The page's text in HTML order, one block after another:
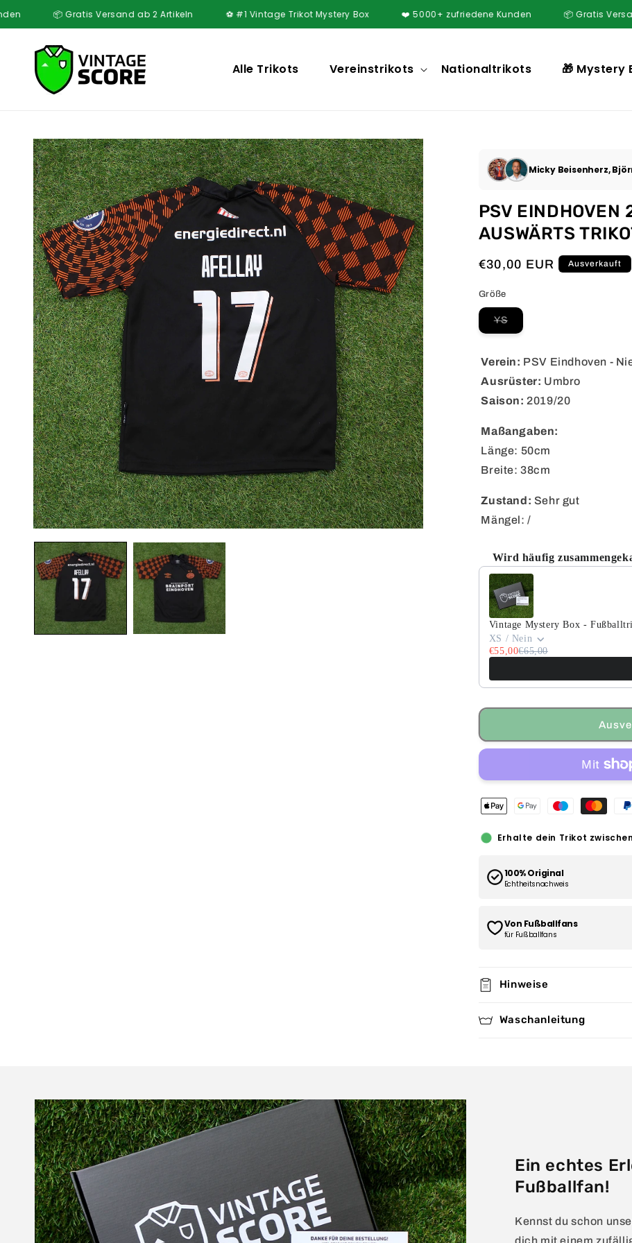
Inhalt
Gratis Versand ab 2 Artikeln⚽ #1 Vintage Trikot Mystery Box❤️ 5000+ zufriedene Kunden📦 Gratis Versand ab 2
Alle Trikots Vereinstrikots Nationaltrikots 🎁 Mystery
Produktinformationen
springen
Micky Beisenherz,
PSV
AUSWÄRTS
Normaler
€30,00 EUR Ausverkauft
Größe
YSVariante
ausverkauft
verfügbar
Verein: PSV Eindhoven -
Ausrüster: Umbro
Saison: 2019/20
Maßangaben:
Länge: 50cm
Breite: 38cm
Zustand: Sehr gut
Mängel: /
Wird häufig
Use the Previous and Next
Vintage Mystery Box -
XS / Nein
€55,00€65,00
Erhalte dein Trikot
100% Original
Echtheitsnachweis
Von Fußballfans
für Fußballfans
Hinweise
Waschanleitung
Ein echtes
Fußballfan!
Kennst du schon
dich mit einem